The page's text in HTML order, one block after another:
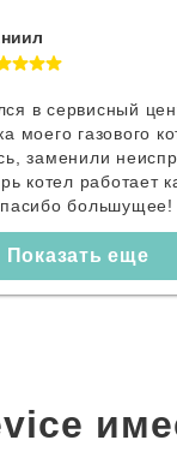
в сервисный
моего газового
заменили
котел работает
большущее!
Показать еще